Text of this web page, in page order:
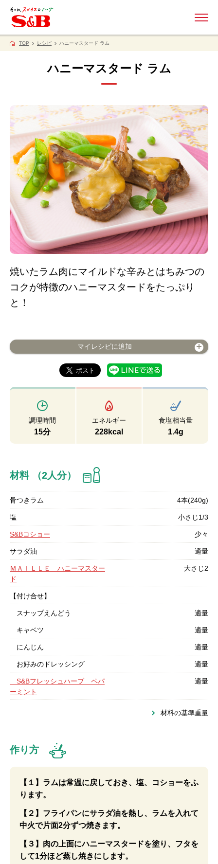
TOP レシピ ハニーマスタード ラム
ハニーマスタード ラム
焼いたラム肉にマイルドな辛みとはちみつの
コクが特徴のハニーマスタードをたっぷり
と！
マイレシピに追加
調理時間
15分
エネルギー
228kcal
食塩相当量
1.4g
材料 （2人分）
骨つきラム 4本(240g)
塩 小さじ1/3
S&Bコショー 少々
サラダ油 適量
ＭＡＩＬＬＥ ハニーマスター
ド
大さじ2
【付け合せ】
スナップえんどう 適量
キャベツ 適量
にんじん 適量
お好みのドレッシング 適量
S&Bフレッシュハーブ ペパ
ーミント
適量
材料の基準重量
作り方
【１】ラムは常温に戻しておき、塩、コショーをふ
ります。
【２】フライパンにサラダ油を熱し、ラムを入れて
中火で片面2分ずつ焼きます。
【３】肉の上面にハニーマスタードを塗り、フタを
して1分ほど蒸し焼きにします。